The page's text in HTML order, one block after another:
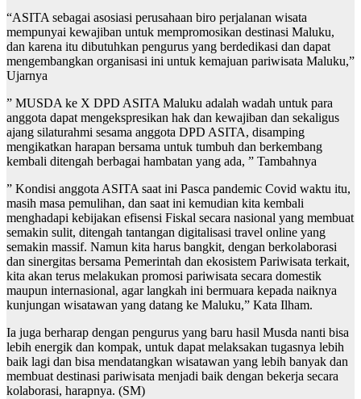
“ASITA sebagai asosiasi perusahaan biro perjalanan wisata
mempunyai kewajiban untuk mempromosikan destinasi Maluku,
dan karena itu dibutuhkan pengurus yang berdedikasi dan dapat
mengembangkan organisasi ini untuk kemajuan pariwisata Maluku,”
Ujarnya
” MUSDA ke X DPD ASITA Maluku adalah wadah untuk para
anggota dapat mengekspresikan hak dan kewajiban dan sekaligus
ajang silaturahmi sesama anggota DPD ASITA, disamping
mengikatkan harapan bersama untuk tumbuh dan berkembang
kembali ditengah berbagai hambatan yang ada, ” Tambahnya
” Kondisi anggota ASITA saat ini Pasca pandemic Covid waktu itu,
masih masa pemulihan, dan saat ini kemudian kita kembali
menghadapi kebijakan efisensi Fiskal secara nasional yang membuat
semakin sulit, ditengah tantangan digitalisasi travel online yang
semakin massif. Namun kita harus bangkit, dengan berkolaborasi
dan sinergitas bersama Pemerintah dan ekosistem Pariwisata terkait,
kita akan terus melakukan promosi pariwisata secara domestik
maupun internasional, agar langkah ini bermuara kepada naiknya
kunjungan wisatawan yang datang ke Maluku,” Kata Ilham.
Ia juga berharap dengan pengurus yang baru hasil Musda nanti bisa
lebih energik dan kompak, untuk dapat melaksakan tugasnya lebih
baik lagi dan bisa mendatangkan wisatawan yang lebih banyak dan
membuat destinasi pariwisata menjadi baik dengan bekerja secara
kolaborasi, harapnya. (SM)